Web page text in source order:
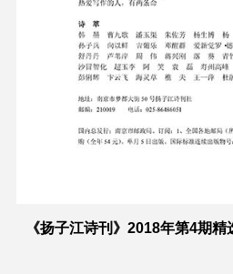
《扬子江诗刊》2018年第4期